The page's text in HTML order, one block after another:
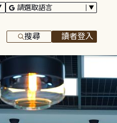
搜尋 讀者登入